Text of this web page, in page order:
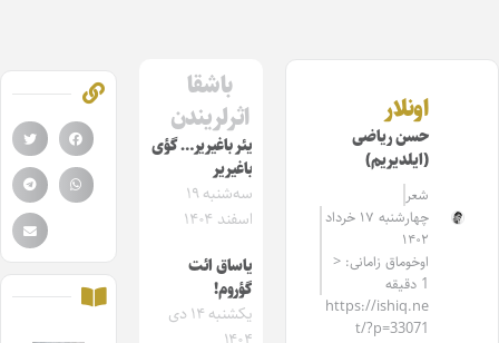
اونلار
حسن ریاضی
(ایلدیریم)
شعر
چهارشنبه ۱۷ خرداد
۱۴۰۲
اوخوماق زامانی: <
1 دقیقه
https://ishiq.ne
t/?p=33071
باشقا
اثرلریندن
یئر باغیریر… گؤی
باغیریر
سه‌شنبه ۱۹
اسفند ۱۴۰۴
یاساق ائت
گؤروم!
یکشنبه ۱۴ دی